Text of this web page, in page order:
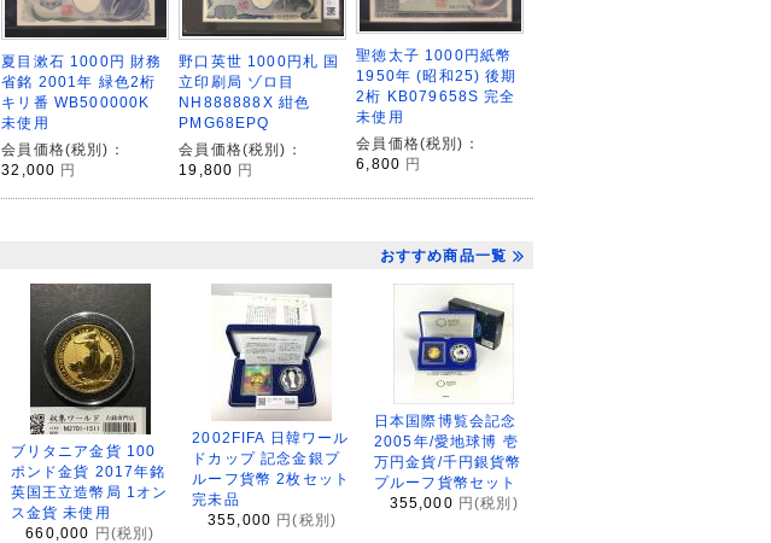
夏目漱石 1000円 財務
省銘 2001年 緑色2桁
キリ番 WB500000K
未使用
会員価格(税別)：
32,000 円
野口英世 1000円札 国
立印刷局 ゾロ目
NH888888X 紺色
PMG68EPQ
会員価格(税別)：
19,800 円
聖徳太子 1000円紙幣
1950年 (昭和25) 後期
2桁 KB079658S 完全
未使用
会員価格(税別)：
6,800 円
おすすめ商品一覧
ブリタニア金貨 100
ポンド金貨 2017年銘
英国王立造幣局 1オン
ス金貨 未使用
660,000 円(税別)
2002FIFA 日韓ワール
ドカップ 記念金銀プ
ルーフ貨幣 2枚セット
完未品
355,000 円(税別)
日本国際博覧会記念
2005年/愛地球博 壱
万円金貨/千円銀貨幣
プルーフ貨幣セット
355,000 円(税別)